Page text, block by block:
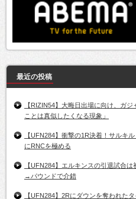
最近の投稿
【RIZIN54】大晦日出場に向け、ガ
ことは真似したくなる現象」
【UFN284】衝撃の1R決着！サルキ
にRNCを極める
【UFN284】エルキンスの引退試合
→パウンドで介錯
【UFN284】2Rにダウンを奪われた